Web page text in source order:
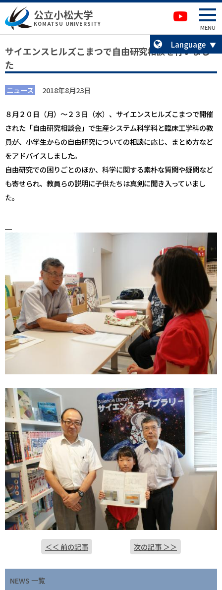
本文へ移動 サイトマップへ移動
公立小松大学
KOMATSU UNIVERSITY MENU
卒業生の方へ
Language
サイエンスヒルズこまつで自由研究相談を行いまし
た
ニュース 2018年8月23日
８月２０日（月）～２３日（水）、サイエンスヒルズこまつで開催
された「自由研究相談会」で生産システム科学科と臨床工学科の教
員が、小学生からの自由研究についての相談に応じ、まとめ方など
をアドバイスしました。
自由研究での困りごとのほか、科学に関する素朴な質問や疑問など
も寄せられ、教員らの説明に子供たちは真剣に聞き入っていまし
た。
＜＜ 前の記事 次の記事 ＞＞
NEWS 一覧